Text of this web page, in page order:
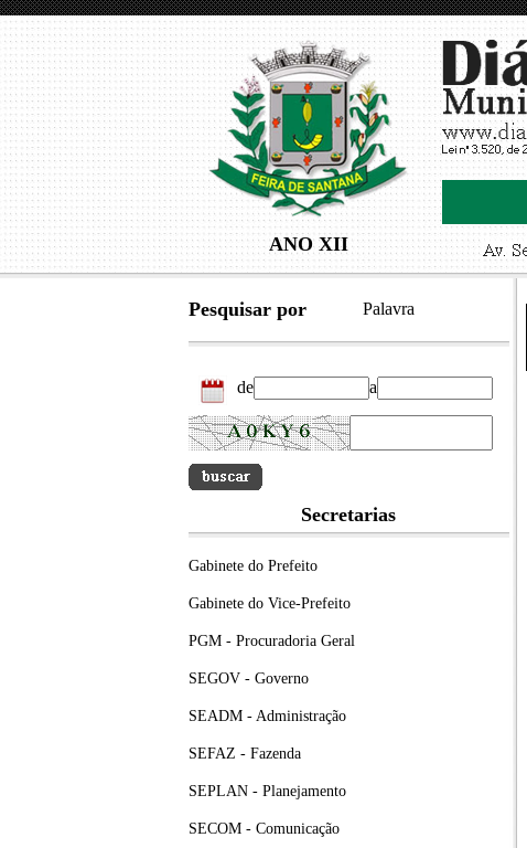
ANO XII
Pesquisar por Palavra
de a
Secretarias
Gabinete do Prefeito
Gabinete do Vice-Prefeito
PGM - Procuradoria Geral
SEGOV - Governo
SEADM - Administração
SEFAZ - Fazenda
SEPLAN - Planejamento
SECOM - Comunicação